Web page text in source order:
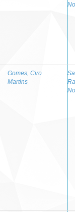
Gomes, Ciro
Martins